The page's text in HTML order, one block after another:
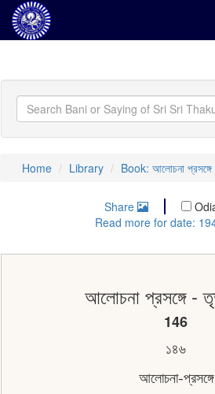
Home Library Book: আলোচনা
Share
Read more for date:
আলোচনা প্রসঙ্গে -
146
১৪৬
আলােচনা-প্রসঙ্গে